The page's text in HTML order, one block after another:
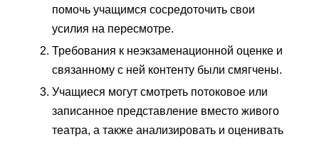
помочь учащимся сосредоточить свои
усилия на пересмотре.
Требования к неэкзаменационной оценке и
связанному с ней контенту были смягчены.
Учащиеся могут смотреть потоковое или
записанное представление вместо живого
театра, а также анализировать и оценивать